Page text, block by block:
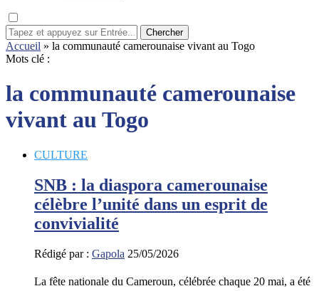
Chercher
Accueil » la communauté camerounaise vivant au Togo
Mots clé :
la communauté camerounaise
vivant au Togo
CULTURE
SNB : la diaspora camerounaise
célèbre l’unité dans un esprit de
convivialité
Rédigé par : Gapola 25/05/2026
La fête nationale du Cameroun, célébrée chaque 20 mai, a été